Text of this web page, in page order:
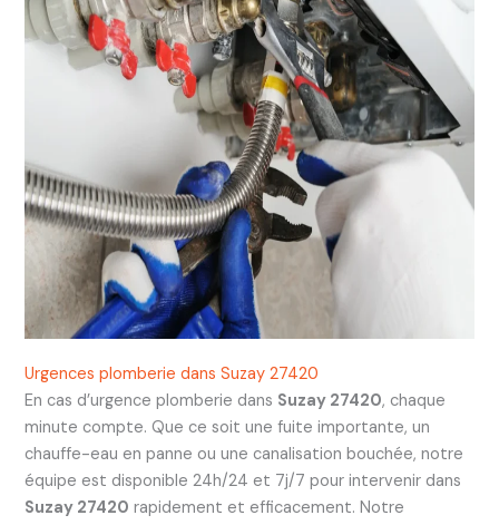
Urgences plomberie dans Suzay 27420
En cas d’urgence plomberie dans Suzay 27420, chaque
minute compte. Que ce soit une fuite importante, un
chauffe-eau en panne ou une canalisation bouchée, notre
équipe est disponible 24h/24 et 7j/7 pour intervenir dans
Suzay 27420 rapidement et efficacement. Notre